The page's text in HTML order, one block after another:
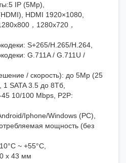
IP (5Mp),
HDMI 1920×1080,
，1280x720，
S+265/H.265/H.264,
G.711A / G.711U /
/ скорость): до 5Mp (25
1 SATA 3.5 до 8Тб,
10/100 Mbps, P2P:
Iphone/Windows (PC),
мощность (без
~ +55°C,
х 43 мм